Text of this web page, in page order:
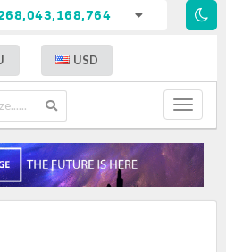
USD
Toggle